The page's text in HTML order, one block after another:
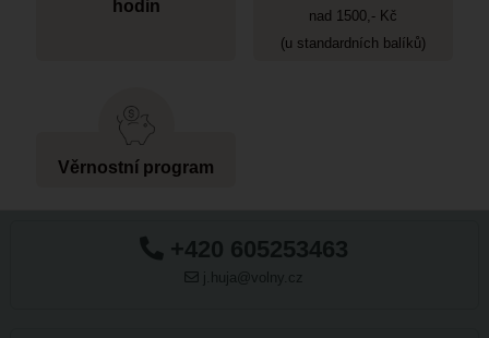
hodin
nad 1500,- Kč
(u standardních balíků)
Věrnostní program
+420 605253463
j.huja@volny.cz